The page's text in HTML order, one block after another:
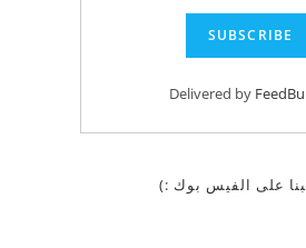
Delivered by
على الفيس بوك :)